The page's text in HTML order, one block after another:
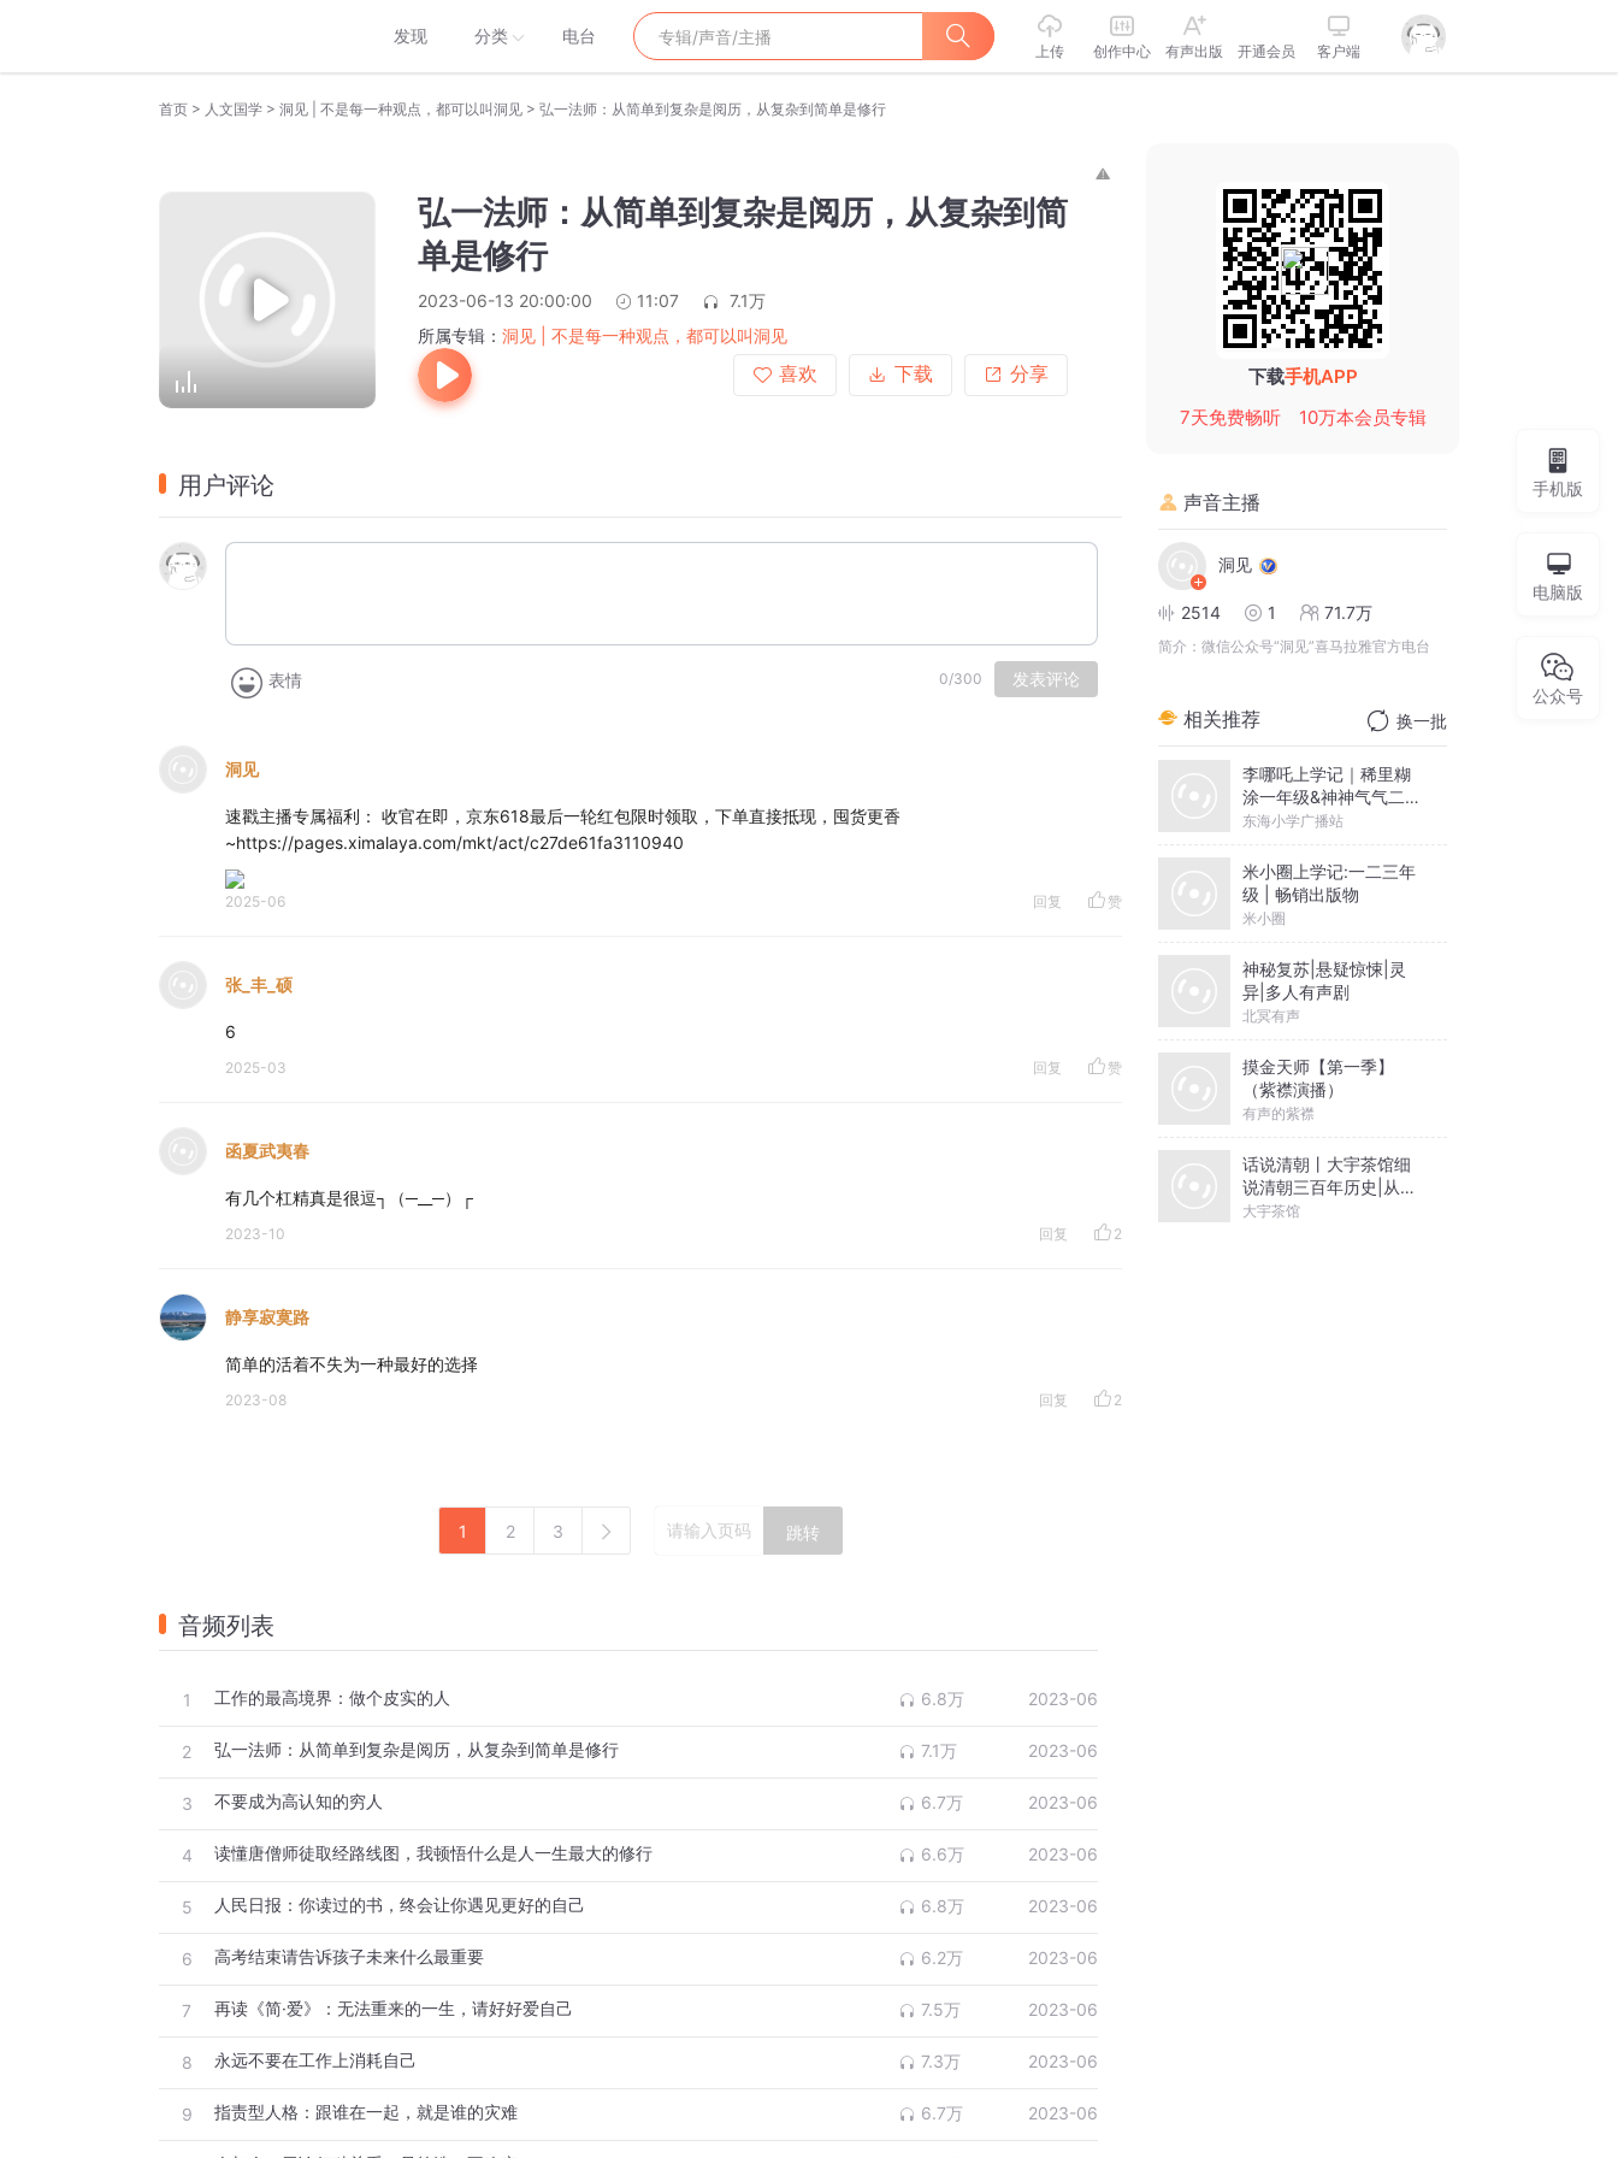
发现 分类 电台
上传 创作中心 有声出版 开通会员 客户端
首页 > 人文国学 > 洞见 | 不是每一种观点，都可以叫洞见 > 弘一法师：从简单到复杂是阅历，从复杂到简单是修行
弘一法师：从简单到复杂是阅历，从复杂到简
单是修行
2023-06-13 20:00:00 11:07
7.1万
所属专辑： 洞见 | 不是每一种观点，都可以叫洞见
喜欢
下载 分享
用户评论
表情 0/300 发表评论
洞见
速戳主播专属福利： 收官在即，京东618最后一轮红包限时领取，下单直接抵现，囤货更香
~https://pages.ximalaya.com/mkt/act/c27de61fa3110940
2025-06 回复 赞
张_丰_硕
6
2025-03 回复 赞
函夏武夷春
有几个杠精真是很逗┐（─__─）┌
2023-10 回复 2
静享寂寞路
简单的活着不失为一种最好的选择
2023-08 回复 2
1 2 3 跳转
音频列表
1 工作的最高境界：做个皮实的人 6.8万 2023-06
2 弘一法师：从简单到复杂是阅历，从复杂到简单是修行 7.1万 2023-06
3 不要成为高认知的穷人 6.7万 2023-06
4 读懂唐僧师徒取经路线图，我顿悟什么是人一生最大的修行 6.6万 2023-06
5 人民日报：你读过的书，终会让你遇见更好的自己 6.8万 2023-06
6 高考结束请告诉孩子未来什么最重要 6.2万 2023-06
7 再读《简·爱》：无法重来的一生，请好好爱自己 7.5万 2023-06
8 永远不要在工作上消耗自己 7.3万 2023-06
9 指责型人格：跟谁在一起，就是谁的灾难 6.7万 2023-06
下载手机APP
7天免费畅听
10万本会员专辑
声音主播
洞见
2514 1 71.7万
简介： 微信公众号“洞见”喜马拉雅官方电台
相关推荐 换一批
李哪吒上学记｜稀里糊
涂一年级&神神气气二年
级
东海小学广播站
米小圈上学记:一二三年
级 | 畅销出版物
米小圈
神秘复苏|悬疑惊悚|灵
异|多人有声剧
北冥有声
摸金天师【第一季】
（紫襟演播）
有声的紫襟
话说清朝丨大宇茶馆细
说清朝三百年历史|从努
尔哈赤到末代皇帝溥仪|
大宇茶馆
手机版
电脑版
公众号